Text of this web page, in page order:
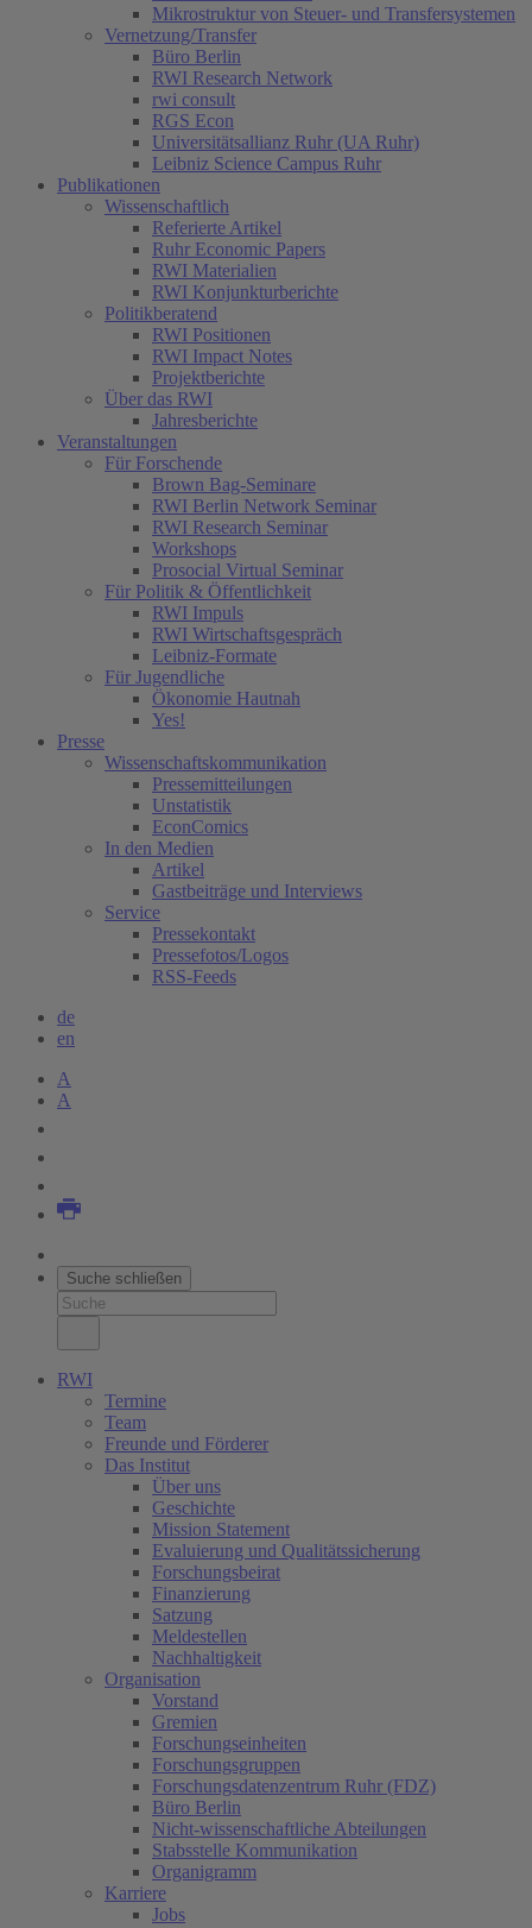
Mikrostruktur von Steuer- und Transfersystemen
Vernetzung/Transfer
Büro Berlin
RWI Research Network
rwi consult
RGS Econ
Universitätsallianz Ruhr (UA Ruhr)
Leibniz Science Campus Ruhr
Publikationen
Wissenschaftlich
Referierte Artikel
Ruhr Economic Papers
RWI Materialien
RWI Konjunkturberichte
Politikberatend
RWI Positionen
RWI Impact Notes
Projektberichte
Über das RWI
Jahresberichte
Veranstaltungen
Für Forschende
Brown Bag-Seminare
RWI Berlin Network Seminar
RWI Research Seminar
Workshops
Prosocial Virtual Seminar
Für Politik & Öffentlichkeit
RWI Impuls
RWI Wirtschaftsgespräch
Leibniz-Formate
Für Jugendliche
Ökonomie Hautnah
Yes!
Presse
Wissenschaftskommunikation
Pressemitteilungen
Unstatistik
EconComics
In den Medien
Artikel
Gastbeiträge und Interviews
Service
Pressekontakt
Pressefotos/Logos
RSS-Feeds
de
en
A
A
Suche schließen
RWI
Termine
Team
Freunde und Förderer
Das Institut
Über uns
Geschichte
Mission Statement
Evaluierung und Qualitätssicherung
Forschungsbeirat
Finanzierung
Satzung
Meldestellen
Nachhaltigkeit
Organisation
Vorstand
Gremien
Forschungseinheiten
Forschungsgruppen
Forschungsdatenzentrum Ruhr (FDZ)
Büro Berlin
Nicht-wissenschaftliche Abteilungen
Stabsstelle Kommunikation
Organigramm
Karriere
Jobs